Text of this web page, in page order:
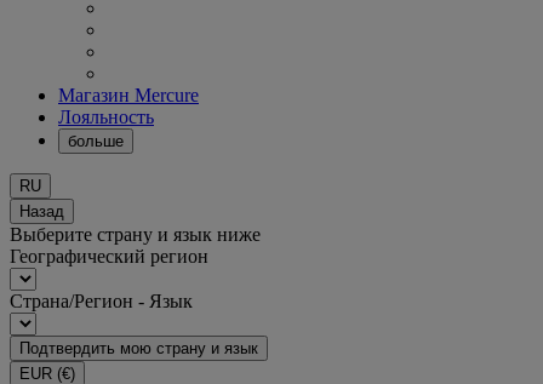
Магазин Mercure
Лояльность
больше
RU
Назад
Выберите страну и язык ниже
Географический регион
Страна/Регион - Язык
Подтвердить мою страну и язык
EUR (€)